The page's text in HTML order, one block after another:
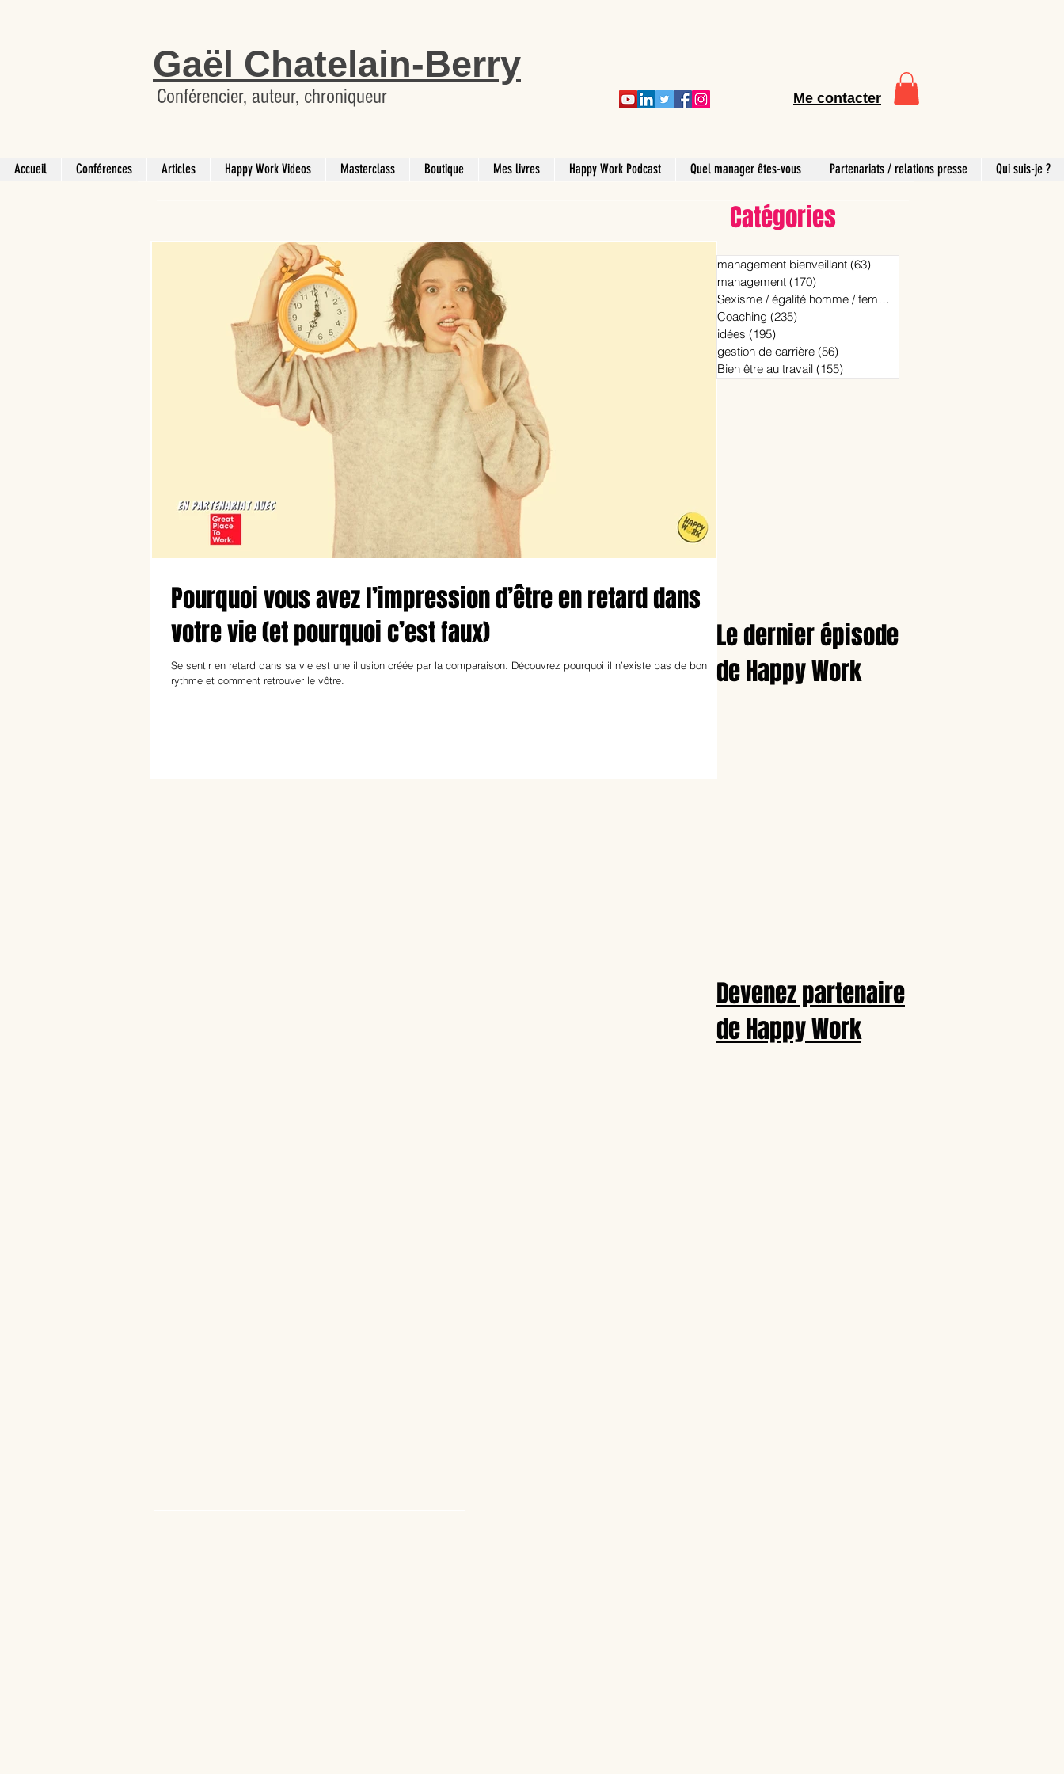
Gaël Chatelain-Berry
Conférencier, auteur, chroniqueur Me contacter
Accueil Conférences Articles Happy Work Videos Masterclass Boutique Mes livres Happy Work Podcast Quel manager êtes-vous Partenariats / relations presse Qui suis-je ?
Catégories
Pourquoi vous avez l’impression d’être en retard dans
votre vie (et pourquoi c’est faux)
Se sentir en retard dans sa vie est une illusion créée par la comparaison. Découvrez pourquoi il n’existe pas de bon
rythme et comment retrouver le vôtre.
management bienveillant (63)
management (170)
Sexisme / égalité homme / femme
Coaching (235)
idées (195)
gestion de carrière (56)
Bien être au travail (155)
Le dernier épisode
de Happy Work
Devenez partenaire
de Happy Work